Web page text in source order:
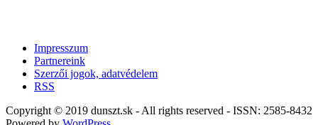
Impresszum
Partnereink
Szerzői jogok, adatvédelem
RSS
Copyright © 2019 dunszt.sk - All rights reserved - ISSN: 2585-8432